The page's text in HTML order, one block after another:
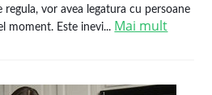
vor avea legatura cu persoane
moment. Este inevi... Mai mult